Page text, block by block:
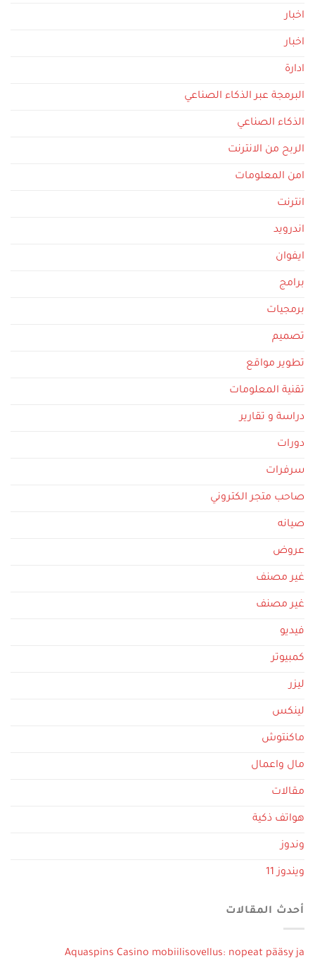
اخبار
اخبار
ادارة
البرمجة عبر الذكاء الصناعي
الذكاء الصناعي
الربح من الانترنت
امن المعلومات
انترنت
اندرويد
ايفوان
برامج
برمجيات
تصميم
تطوير مواقع
تقنية المعلومات
دراسة و تقارير
دورات
سرفرات
صاحب متجر الكتروني
صيانه
عروض
غير مصنف
غير مصنف
فيديو
كمبيوتر
ليزر
لينكس
ماكنتوش
مال واعمال
مقالات
هواتف ذكية
وندوز
ويندوز 11
أحدث المقالات
Aquaspins Casino mobiilisovellus: nopeat pääsy ja